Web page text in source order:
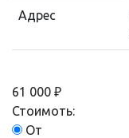
Адрес
61 000 ₽
Стоимоть:
От